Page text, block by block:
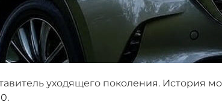
уходящего поколения. История